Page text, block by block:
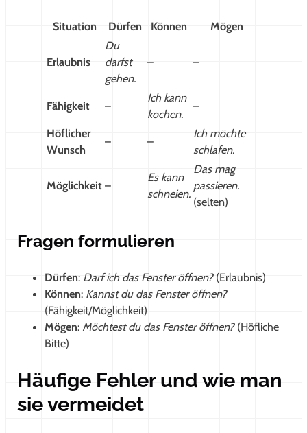
Situation Dürfen Können Mögen
Erlaubnis
Du
darfst
gehen.
– –
Fähigkeit –
Ich kann
kochen.
–
Höflicher
Wunsch
– –
Ich möchte
schlafen.
Möglichkeit –
Es kann
schneien.
Das mag
passieren.
(selten)
Fragen formulieren
Dürfen: Darf ich das Fenster öffnen?(Erlaubnis)
Können: Kannst du das Fenster öffnen?
(Fähigkeit/Möglichkeit)
Mögen: Möchtest du das Fenster öffnen?(Höfliche
Bitte)
Häufige Fehler und wie man
sie vermeidet